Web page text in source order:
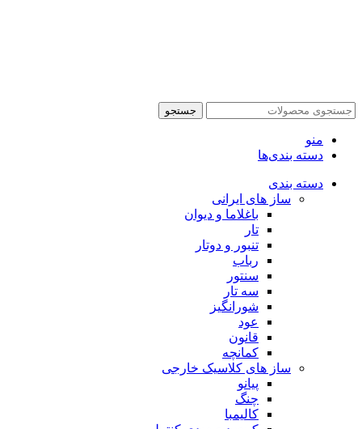
جستجو
منو
دسته بندی‌ها
دسته بندی
ساز های ایرانی
باغلاما و دیوان
تار
تنبور و دوتار
رباب
سنتور
سه تار
شورانگیز
عود
قانون
کمانچه
ساز های کلاسیک خارجی
پیانو
چنگ
کالیمبا